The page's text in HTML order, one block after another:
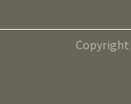
Copyright